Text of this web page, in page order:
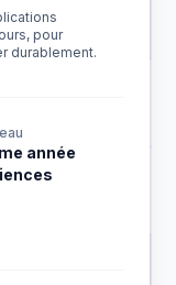
pour
durablement.
année